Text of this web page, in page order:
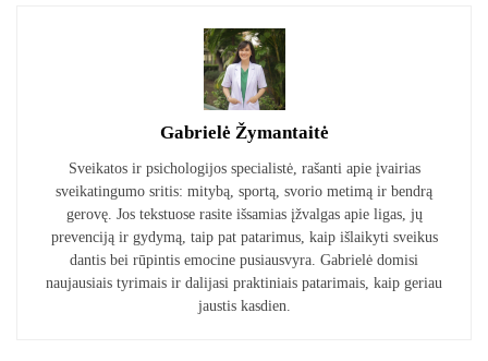
Gabrielė Žymantaitė
Sveikatos ir psichologijos specialistė, rašanti apie įvairias
sveikatingumo sritis: mitybą, sportą, svorio metimą ir bendrą
gerovę. Jos tekstuose rasite išsamias įžvalgas apie ligas, jų
prevenciją ir gydymą, taip pat patarimus, kaip išlaikyti sveikus
dantis bei rūpintis emocine pusiausvyra. Gabrielė domisi
naujausiais tyrimais ir dalijasi praktiniais patarimais, kaip geriau
jaustis kasdien.